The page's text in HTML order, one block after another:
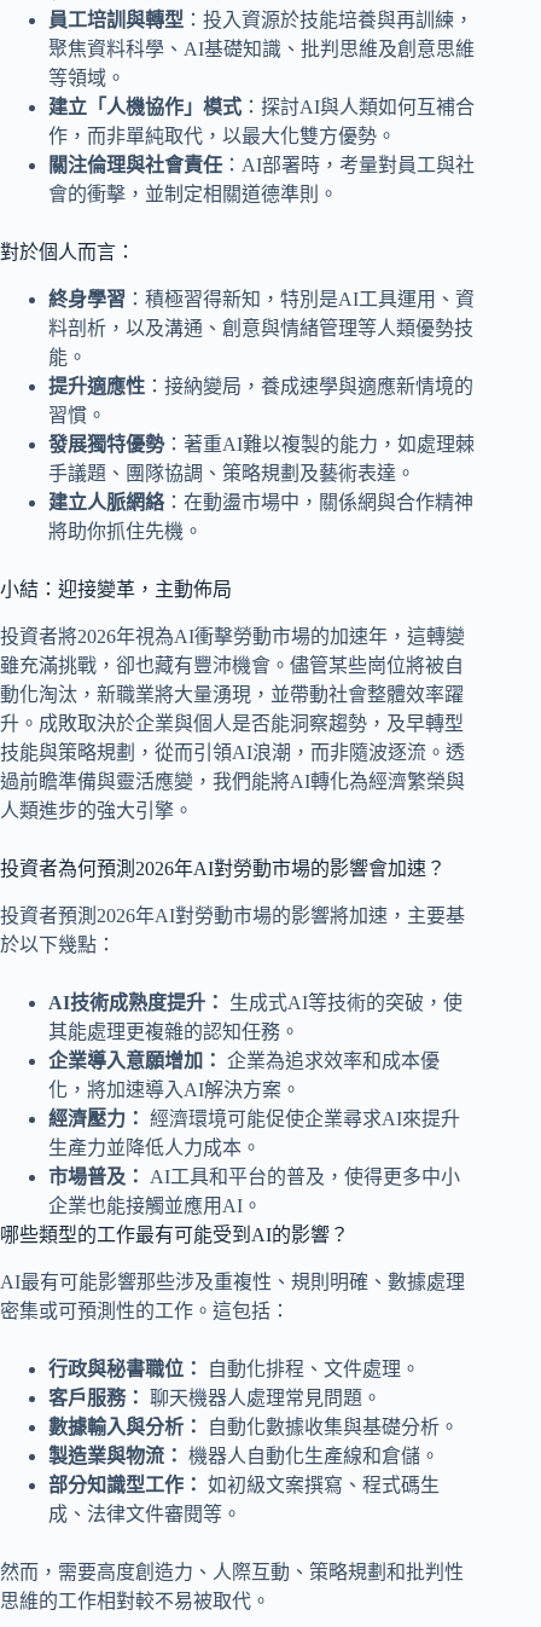
員工培訓與轉型 ：投入資源於技能培養與再訓練，
聚焦資料科學、AI基礎知識、批判思維及創意思維
等領域。
建立「人機協作」模式 ：探討AI與人類如何互補合
作，而非單純取代，以最大化雙方優勢。
關注倫理與社會責任 ：AI部署時，考量對員工與社
會的衝擊，並制定相關道德準則。
對於個人而言：
終身學習 ：積極習得新知，特別是AI工具運用、資
料剖析，以及溝通、創意與情緒管理等人類優勢技
能。
提升適應性 ：接納變局，養成速學與適應新情境的
習慣。
發展獨特優勢：著重AI難以複製的能力，如處理棘
手議題、團隊協調、策略規劃及藝術表達。
建立人脈網絡：在動盪市場中，關係網與合作精神
將助你抓住先機。
小結：迎接變革，主動佈局
投資者將2026年視為AI衝擊勞動市場的加速年，這轉變
雖充滿挑戰，卻也藏有豐沛機會。儘管某些崗位將被自
動化淘汰，新職業將大量湧現，並帶動社會整體效率躍
升。成敗取決於企業與個人是否能洞察趨勢，及早轉型
技能與策略規劃，從而引領AI浪潮，而非隨波逐流。透
過前瞻準備與靈活應變，我們能將AI轉化為經濟繁榮與
人類進步的強大引擎。
投資者為何預測2026年AI對勞動市場的影響會加速？
投資者預測2026年AI對勞動市場的影響將加速，主要基
於以下幾點：
AI技術成熟度提升：
生成式AI等技術的突破，使
其能處理更複雜的認知任務。
企業導入意願增加： 企業為追求效率和成本優
化，將加速導入AI解決方案。
經濟壓力： 經濟環境可能促使企業尋求AI來提升
生產力並降低人力成本。
市場普及：
AI工具和平台的普及，使得更多中小
企業也能接觸並應用AI。
哪些類型的工作最有可能受到AI的影響？
AI最有可能影響那些涉及重複性、規則明確、數據處理
密集或可預測性的工作。這包括：
行政與秘書職位：
自動化排程、文件處理。
客戶服務： 聊天機器人處理常見問題。
數據輸入與分析：
自動化數據收集與基礎分析。
製造業與物流： 機器人自動化生產線和倉儲。
部分知識型工作： 如初級文案撰寫、程式碼生
成、法律文件審閱等。
然而，需要高度創造力、人際互動、策略規劃和批判性
思維的工作相對較不易被取代。